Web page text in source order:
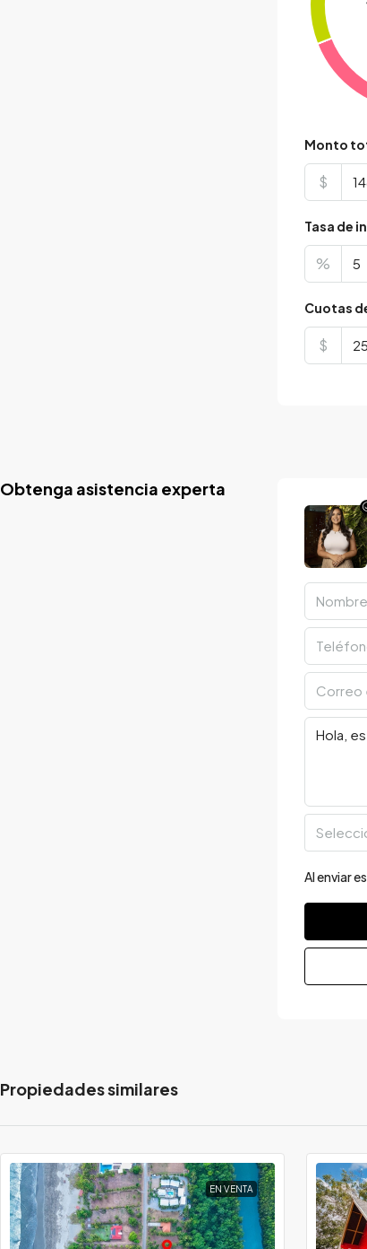
Monto
$
Tasa de
%
Cuotas
$
Obtenga asistencia experta
Al enviar
Propiedades similares
EN VENTA